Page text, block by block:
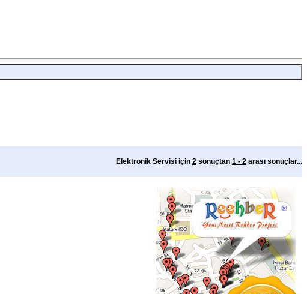
Elektronik Servisi için 2 sonuçtan 1 - 2 arası sonuçlar...